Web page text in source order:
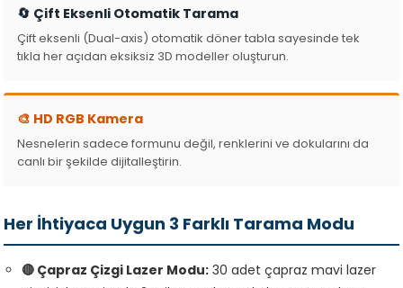
🔄 Çift Eksenli Otomatik Tarama
Çift eksenli (Dual-axis) otomatik döner tabla sayesinde tek
tıkla her açıdan eksiksiz 3D modeller oluşturun.
🎨 HD RGB Kamera
Nesnelerin sadece formunu değil, renklerini ve dokularını da
canlı bir şekilde dijitalleştirin.
Her İhtiyaca Uygun 3 Farklı Tarama Modu
🔴 Çapraz Çizgi Lazer Modu: 30 adet çapraz mavi lazer